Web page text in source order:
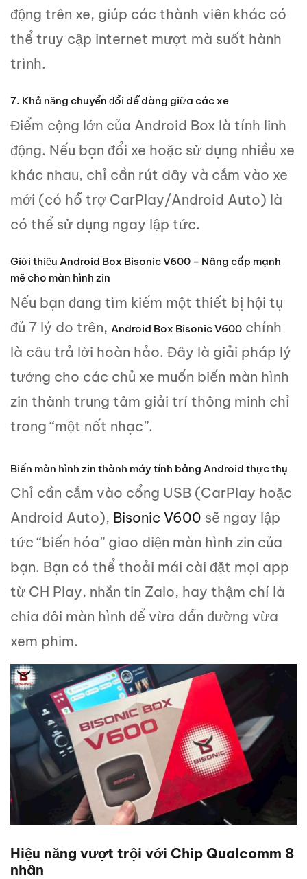
động trên xe, giúp các thành viên khác có
thể truy cập internet mượt mà suốt hành
trình.
7. Khả năng chuyển đổi dễ dàng giữa các xe
Điểm cộng lớn của Android Box là tính linh
động. Nếu bạn đổi xe hoặc sử dụng nhiều xe
khác nhau, chỉ cần rút dây và cắm vào xe
mới (có hỗ trợ CarPlay/Android Auto) là
có thể sử dụng ngay lập tức.
Giới thiệu Android Box Bisonic V600 – Nâng cấp mạnh
mẽ cho màn hình zin
Nếu bạn đang tìm kiếm một thiết bị hội tụ
đủ 7 lý do trên, Android Box Bisonic V600 chính
là câu trả lời hoàn hảo. Đây là giải pháp lý
tưởng cho các chủ xe muốn biến màn hình
zin thành trung tâm giải trí thông minh chỉ
trong “một nốt nhạc”.
Biến màn hình zin thành máy tính bảng Android thực thụ
Chỉ cần cắm vào cổng USB (CarPlay hoặc
Android Auto), Bisonic V600 sẽ ngay lập
tức “biến hóa” giao diện màn hình zin của
bạn. Bạn có thể thoải mái cài đặt mọi app
từ CH Play, nhắn tin Zalo, hay thậm chí là
chia đôi màn hình để vừa dẫn đường vừa
xem phim.
Hiệu năng vượt trội với Chip Qualcomm 8
nhân